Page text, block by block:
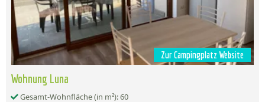
Zur Campingplatz Website
Wohnung Luna
Gesamt-Wohnfläche (in m²): 60